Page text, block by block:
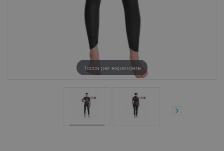
Tocca per espandere